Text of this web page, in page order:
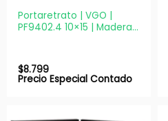
Portaretrato | VGO |
PF9402.4 10×15 | Madera
$8.799
Precio Especial Contado